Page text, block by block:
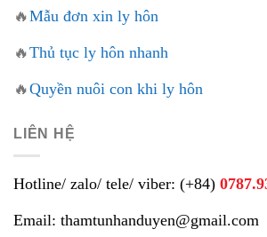
🔥Mẫu đơn xin ly hôn
🔥Thủ tục ly hôn nhanh
🔥Quyền nuôi con khi ly hôn
LIÊN HỆ
Hotline/ zalo/ tele/ viber: (+84)
Email: thamtunhanduyen@gmail.com